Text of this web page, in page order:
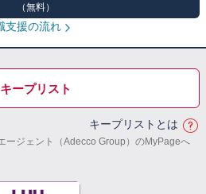
（無料）
支援の流れ
キープリスト
キープリストとは
ージェント（Adecco Group）のMyPageへ